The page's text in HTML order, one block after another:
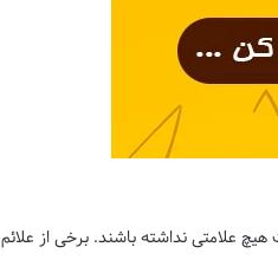
علامتی نداشته باشند. برخی از علائم